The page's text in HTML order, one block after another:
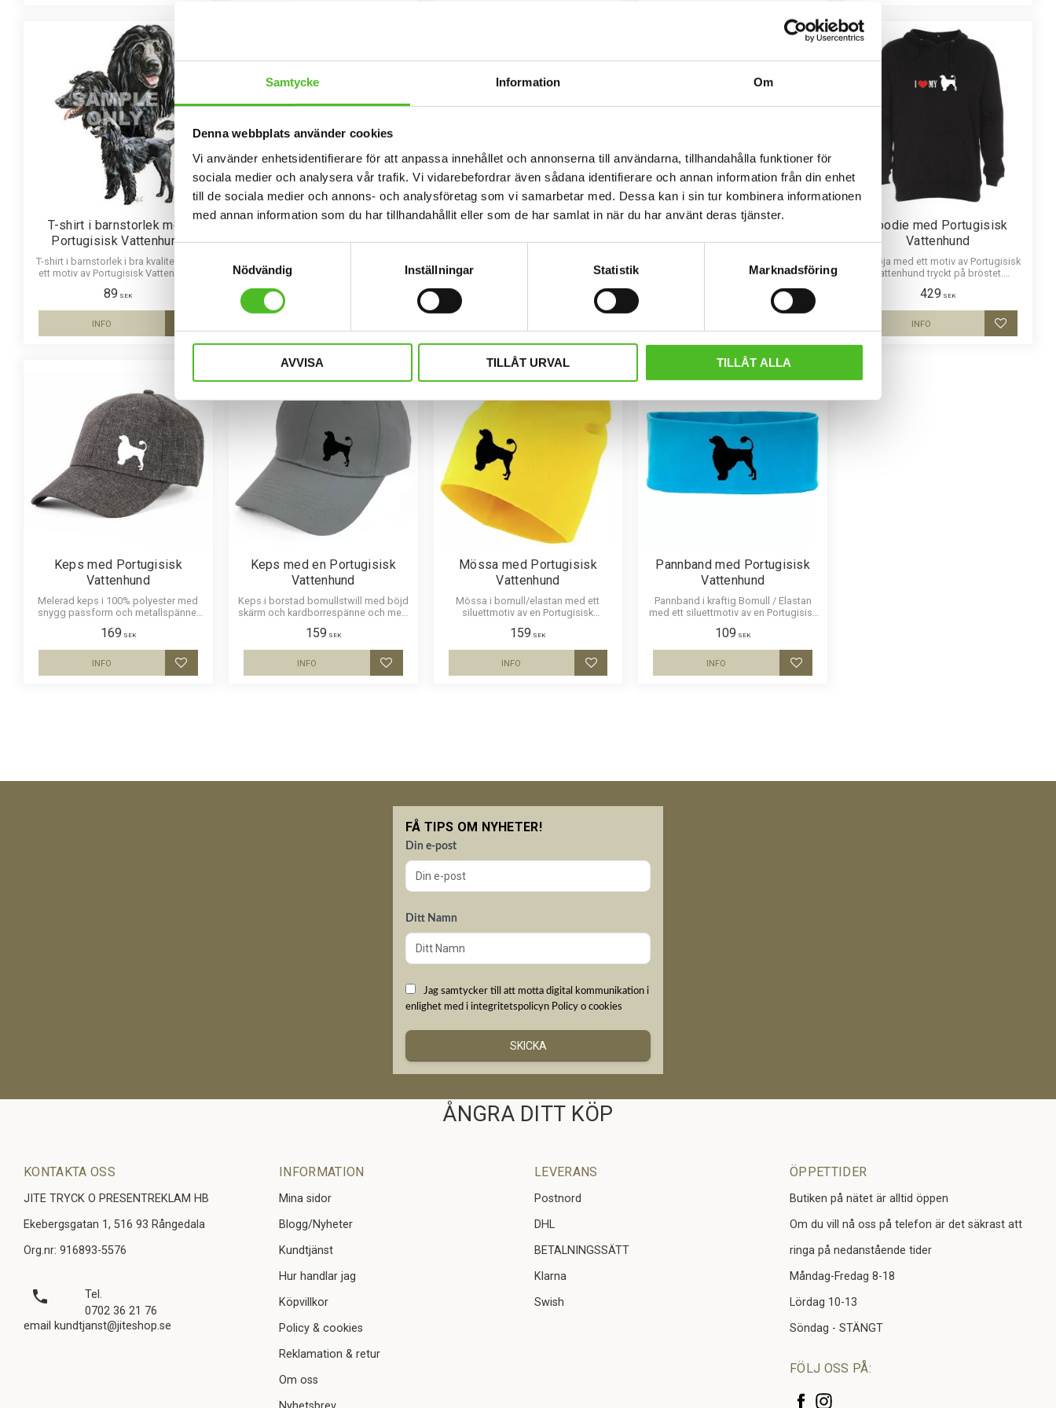
Samtycke Information Om
Denna webbplats använder cookies
Vi använder enhetsidentifierare för att anpassa innehållet och annonserna till användarna, tillhandahålla funktioner för
sociala medier och analysera vår trafik. Vi vidarebefordrar även sådana identifierare och annan information från din enhet
till de sociala medier och annons- och analysföretag som vi samarbetar med. Dessa kan i sin tur kombinera informationen
med annan information som du har tillhandahållit eller som de har samlat in när du har använt deras tjänster.
Nödvändig
Inställningar Statistik Marknadsföring
AVVISA TILLÅT URVAL TILLÅT ALLA
T-shirt i barnstorlek med
Portugisisk Vattenhund
T-shirt i barnstorlek i bra kvalitet med
ett motiv av Portugisisk Vattenhund
bomull 165g.
89 SEK
Lägg till i favoriter
INFO
Vattenhund
14cm botten i 100% naturfärgad
bomull 290g med ett motiv av
Portugisisk Vattenhund.
Lägg till i favoriter
Portugisisk Vattenhund
fleecefoder och med ett siluettmotiv
av en Portugisisk Vattenhund. Mössan
Lägg till i favoriter
Gråmelerad Keps med
Portugisisk Vattenhund
passform och baksida av nät och en
siluettbild av en Portugisisk
Vattenhund. Luftig och skön keps.
Lägg till i favoriter
Hoodie med Portugisisk
Vattenhund
Luvtröja med ett motiv av Portugisisk
Vattenhund tryckt på bröstet.
429 SEK
Lägg till i
INFO
Keps med Portugisisk
Vattenhund
Melerad keps i 100% polyester med
snygg passform och metallspänne.
Vattenhund
169 SEK
Lägg till i favoriter
INFO
Keps med en Portugisisk
Vattenhund
Keps i borstad bomullstwill med böjd
skärm och kardborrespänne och med
Vattenhund
159 SEK
Lägg till i favoriter
INFO
Mössa med Portugisisk
Vattenhund
Mössa i bomull/elastan med ett
siluettmotiv av en Portugisisk
färger.
159 SEK
Lägg till i favoriter
INFO
Pannband med Portugisisk
Vattenhund
Pannband i kraftig Bomull / Elastan
med ett siluettmotiv av en Portugisisk
109 SEK
Lägg till i favoriter
INFO
FÅ TIPS OM NYHETER!
Din e-post
Ditt Namn
Jag samtycker till att motta digital kommunikation i
enlighet med i integritetspolicyn Policy o cookies
SKICKA
ÅNGRA DITT KÖP
KONTAKTA OSS
JITE TRYCK O PRESENTREKLAM HB
Ekebergsgatan 1, 516 93 Rångedala
Org.nr: 916893-5576
local_phone
Tel.
0702 36 21 76
email kundtjanst@jiteshop.se
INFORMATION
Mina sidor
Blogg/Nyheter
Kundtjänst
Hur handlar jag
Köpvillkor
Policy & cookies
Reklamation & retur
Om oss
LEVERANS
Postnord
DHL
BETALNINGSSÄTT
Klarna
Swish
ÖPPETTIDER
Butiken på nätet är alltid öppen
Om du vill nå oss på telefon är det säkrast att
ringa på nedanstående tider
Måndag-Fredag 8-18
Lördag 10-13
Söndag - STÄNGT
FÖLJ OSS PÅ: